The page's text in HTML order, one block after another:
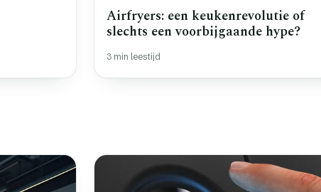
Airfryers: een keukenrevolutie of
slechts een voorbijgaande hype?
3 min leestijd